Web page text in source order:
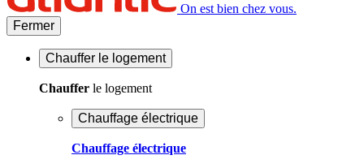
On est bien chez vous.
Fermer
Chauffer le logement
Chauffer le logement
Chauffage électrique
Chauffage électrique